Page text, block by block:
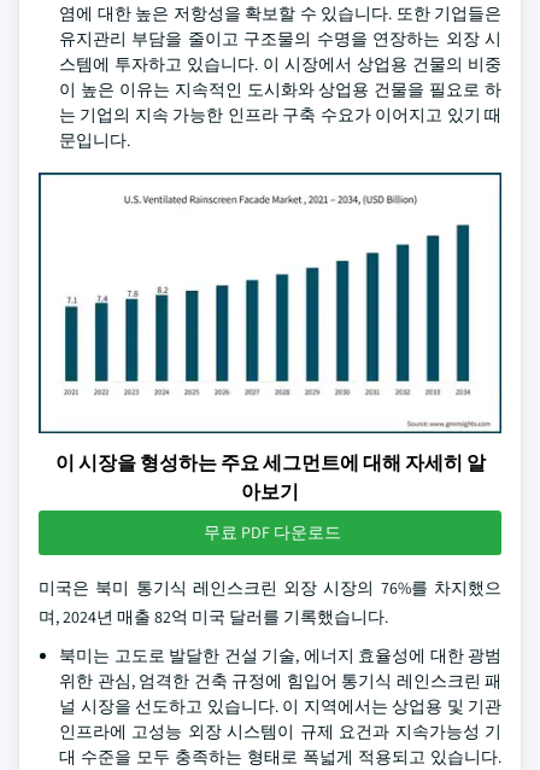
염에 대한 높은 저항성을 확보할 수 있습니다. 또한 기업들은
유지관리 부담을 줄이고 구조물의 수명을 연장하는 외장 시
스템에 투자하고 있습니다. 이 시장에서 상업용 건물의 비중
이 높은 이유는 지속적인 도시화와 상업용 건물을 필요로 하
는 기업의 지속 가능한 인프라 구축 수요가 이어지고 있기 때
문입니다.
이 시장을 형성하는 주요 세그먼트에 대해 자세히 알
아보기
무료 PDF 다운로드
미국은 북미 통기식 레인스크린 외장 시장의 76%를 차지했으
며, 2024년 매출 82억 미국 달러를 기록했습니다.
북미는 고도로 발달한 건설 기술, 에너지 효율성에 대한 광범
위한 관심, 엄격한 건축 규정에 힘입어 통기식 레인스크린 패
널 시장을 선도하고 있습니다. 이 지역에서는 상업용 및 기관
인프라에 고성능 외장 시스템이 규제 요건과 지속가능성 기
대 수준을 모두 충족하는 형태로 폭넓게 적용되고 있습니다.